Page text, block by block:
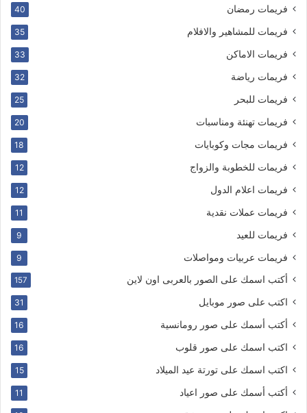
فريمات رمضان 40
فريمات للمشاهير والافلام 35
فريمات الاماكن 33
فريمات رياضة 32
فريمات للبحر 25
فريمات تهنئة ومناسبات 20
فريمات مجات وكوبايات 18
فريمات للخطوبة والزواج 12
فريمات اعلام الدول 12
فريمات عملات نقدية 11
فريمات للعيد 9
فريمات عربيات ومواصلات 9
أكتب اسمك على الصور بالعربى اون لاين 157
اكتب على صور موبايل 31
أكتب أسمك على صور رومانسية 16
اكتب اسمك على صور قلوب 16
اكتب اسمك على تورتة عيد الميلاد 15
أكتب أسمك على صور اعياد 11